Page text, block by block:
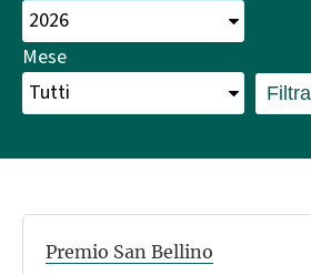
Mese
Filtra
Premio San Bellino